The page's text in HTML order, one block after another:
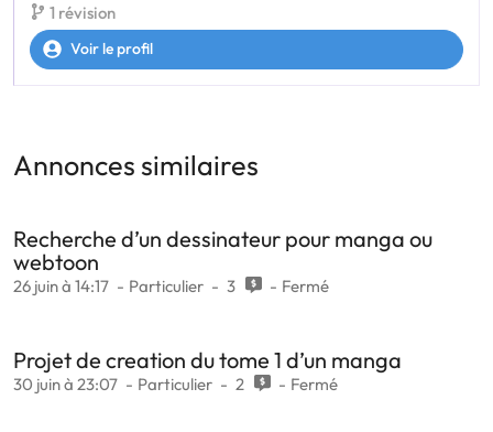
1 révision
Voir le profil
Annonces similaires
Recherche d’un dessinateur pour manga ou
webtoon
26 juin à 14:17 Particulier 3 Fermé
Projet de creation du tome 1 d’un manga
30 juin à 23:07 Particulier 2 Fermé